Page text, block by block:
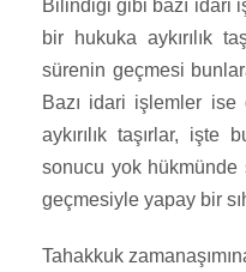
Bilindiği gibi bazı idari
bir hukuka aykırılık
sürenin geçmesi
Bazı idari işlemler
aykırılık taşırlar, işte
sonucu yok hükmünde
geçmesiyle yapay bir
Tahakkuk